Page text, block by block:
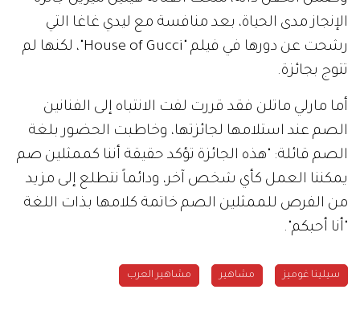
الإنجاز مدى الحياة، بعد منافسة مع ليدي غاغا التي
رشحت عن دورها في فيلم "House of Gucci"، لكنها لم
تتوج بجائزة.
أما مارلي ماتلن فقد قررت لفت الانتباه إلى الفنانين
الصم عند استلامها لجائزتها، وخاطبت الحضور بلغة
الصم قائلة: "هذه الجائزة تؤكد حقيقة أننا كممثلين صم
يمكننا العمل كأي شخص آخر، ودائماً نتطلع إلى مزيد
من الفرص للممثلين الصم خاتمة كلامها بذات اللغة
"أنا أحبكم".
سيلينا غوميز مشاهير مشاهير العرب